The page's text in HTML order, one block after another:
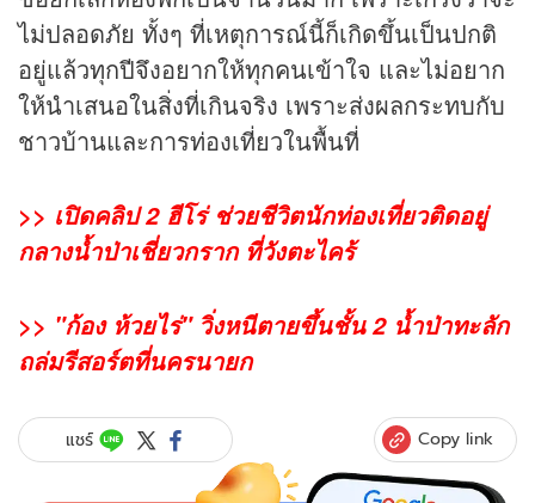
ไม่ปลอดภัย ทั้งๆ ที่เหตุการณ์นี้ก็เกิดขึ้นเป็นปกติ
อยู่แล้วทุกปีจึงอยากให้ทุกคนเข้าใจ และไม่อยาก
ให้นำเสนอในสิ่งที่เกินจริง เพราะส่งผลกระทบกับ
ชาวบ้านและการท่องเที่ยวในพื้นที่
>> เปิดคลิป 2 ฮีโร่ ช่วยชีวิตนักท่องเที่ยวติดอยู่
กลางน้ำป่าเชี่ยวกราก ที่วังตะไคร้
>> "ก้อง ห้วยไร่" วิ่งหนีตายขึ้นชั้น 2 น้ำป่าทะลัก
ถล่มรีสอร์ตที่นครนายก
แชร์ Copy link